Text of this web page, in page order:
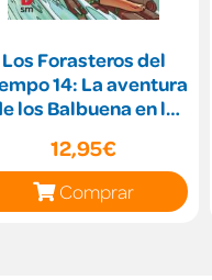
Los Forasteros del
14: La aventura
los Balbuena en la
12,95€
Comprar